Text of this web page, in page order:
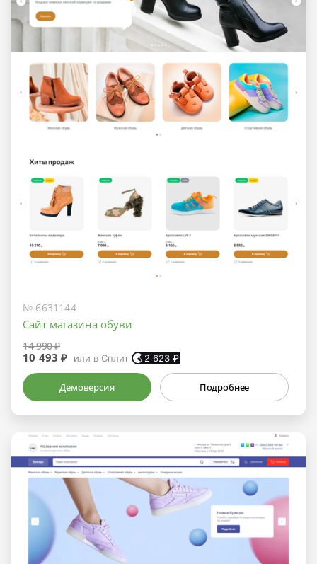
№ 6631144
Сайт магазина обуви
14 990 ₽
10 493 ₽ или в Сплит 2 623₽
Демоверсия Подробнее